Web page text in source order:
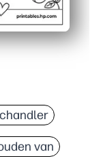
van